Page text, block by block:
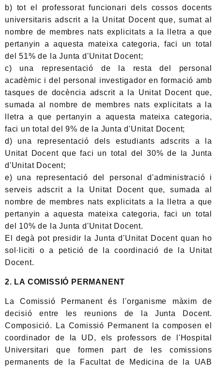
b) tot el professorat funcionari dels cossos docents
universitaris adscrit a la Unitat Docent que, sumat al
nombre de membres nats explicitats a la lletra a que
pertanyin a aquesta mateixa categoria, faci un total
del 51% de la Junta d'Unitat Docent;
c) una representació de la resta del personal
acadèmic i del personal investigador en formació amb
tasques de docència adscrit a la Unitat Docent que,
sumada al nombre de membres nats explicitats a la
lletra a que pertanyin a aquesta mateixa categoria,
faci un total del 9% de la Junta d'Unitat Docent;
d) una representació dels estudiants adscrits a la
Unitat Docent que faci un total del 30% de la Junta
d'Unitat Docent;
e) una representació del personal d'administració i
serveis adscrit a la Unitat Docent que, sumada al
nombre de membres nats explicitats a la lletra a que
pertanyin a aquesta mateixa categoria, faci un total
del 10% de la Junta d'Unitat Docent.
El degà pot presidir la Junta d'Unitat Docent quan ho
sol·liciti o a petició de la coordinació de la Unitat
Docent.
2. LA COMISSIÓ PERMANENT
La Comissió Permanent és l'organisme màxim de
decisió entre les reunions de la Junta Docent.
Composició. La Comissió Permanent la composen el
coordinador de la UD, els professors de l'Hospital
Universitari que formen part de les comissions
permanents de la Facultat de Medicina de la UAB